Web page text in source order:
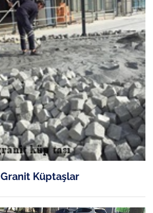
Granit Küptaşlar